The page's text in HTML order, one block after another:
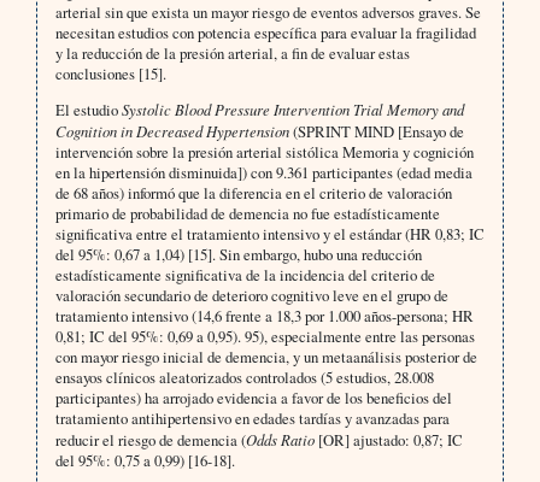
arterial sin que exista un mayor riesgo de eventos adversos graves. Se
necesitan estudios con potencia específica para evaluar la fragilidad
y la reducción de la presión arterial, a fin de evaluar estas
conclusiones [15].
El estudioSystolic Blood Pressure Intervention Trial Memory and
Cognition in Decreased Hypertension(SPRINT MIND [Ensayo de
intervención sobre la presión arterial sistólica Memoria y cognición
en la hipertensión disminuida]) con 9.361 participantes (edad media
de 68 años) informó que la diferencia en el criterio de valoración
primario de probabilidad de demencia no fue estadísticamente
significativa entre el tratamiento intensivo y el estándar (HR 0,83; IC
del 95%: 0,67 a 1,04) [15]. Sin embargo, hubo una reducción
estadísticamente significativa de la incidencia del criterio de
valoración secundario de deterioro cognitivo leve en el grupo de
tratamiento intensivo (14,6 frente a 18,3 por 1.000 años-persona; HR
0,81; IC del 95%: 0,69 a 0,95). 95), especialmente entre las personas
con mayor riesgo inicial de demencia, y un metaanálisis posterior de
ensayos clínicos aleatorizados controlados (5 estudios, 28.008
participantes) ha arrojado evidencia a favor de los beneficios del
tratamiento antihipertensivo en edades tardías y avanzadas para
reducir el riesgo de demencia (Odds Ratio[OR] ajustado: 0,87; IC
del 95%: 0,75 a 0,99) [16-18].